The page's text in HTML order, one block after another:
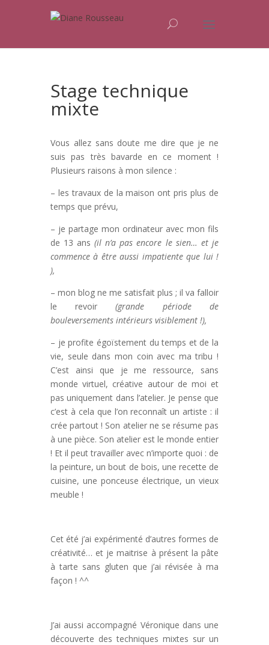
Stage technique
mixte
Vous allez sans doute me dire que je ne
suis pas très bavarde en ce moment !
Plusieurs raisons à mon silence :
– les travaux de la maison ont pris plus de
temps que prévu,
– je partage mon ordinateur avec mon fils
de 13 ans (il n’a pas encore le sien… et je
commence à être aussi impatiente que lui !
),
– mon blog ne me satisfait plus ; il va falloir
le revoir (grande période de
bouleversements intérieurs visiblement !),
– je profite égoïstement du temps et de la
vie, seule dans mon coin avec ma tribu !
C’est ainsi que je me ressource, sans
monde virtuel, créative autour de moi et
pas uniquement dans l’atelier. Je pense que
c’est à cela que l’on reconnaît un artiste : il
crée partout ! Son atelier ne se résume pas
à une pièce. Son atelier est le monde entier
! Et il peut travailler avec n’importe quoi : de
la peinture, un bout de bois, une recette de
cuisine, une ponceuse électrique, un vieux
meuble !
Cet été j’ai expérimenté d’autres formes de
créativité… et je maitrise à présent la pâte
à tarte sans gluten que j’ai révisée à ma
façon ! ^^
J’ai aussi accompagné Véronique dans une
découverte des techniques mixtes sur un